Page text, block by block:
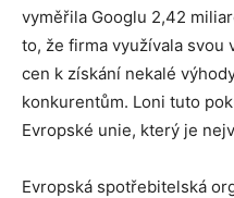
vyměřila Googlu 2,42
to, že firma využívala svou
cen k získání nekalé
konkurentům. Loni tuto
Evropské unie, který je
Evropská spotřebitelská